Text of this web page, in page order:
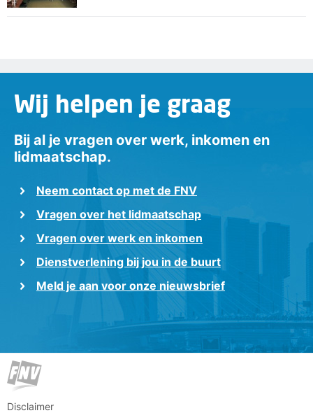
Wij helpen je graag
Bij al je vragen over werk, inkomen en
lidmaatschap.
Neem contact op met de FNV
Vragen over het lidmaatschap
Vragen over werk en inkomen
Dienstverlening bij jou in de buurt
Meld je aan voor onze nieuwsbrief
Disclaimer